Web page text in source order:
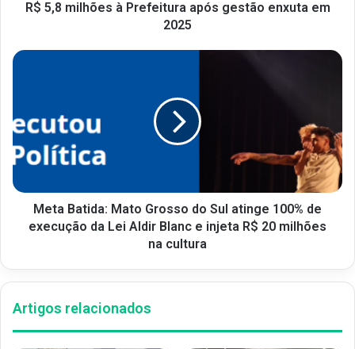
R$ 5,8 milhões à Prefeitura após gestão enxuta em
2025
Meta Batida: Mato Grosso do Sul atinge 100% de
execução da Lei Aldir Blanc e injeta R$ 20 milhões
na cultura
Artigos relacionados